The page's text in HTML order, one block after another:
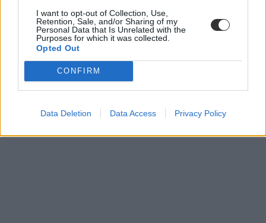
I want to opt-out of Collection, Use,
Retention, Sale, and/or Sharing of my
Personal Data that Is Unrelated with the
Purposes for which it was collected.
Opted Out
CONFIRM
Data Deletion Data Access Privacy Policy